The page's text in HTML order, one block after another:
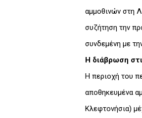
αμμοθινών στη
συζήτηση την
συνδεμένη με
Η διάβρωση
Η περιοχή του
αποθηκευμένα
Κλεφτονήσια)